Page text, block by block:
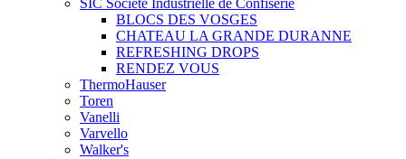
SIC Societe Industrielle de Confiserie
BLOCS DES VOSGES
CHATEAU LA GRANDE DURANNE
REFRESHING DROPS
RENDEZ VOUS
ThermoHauser
Toren
Vanelli
Varvello
Walker's